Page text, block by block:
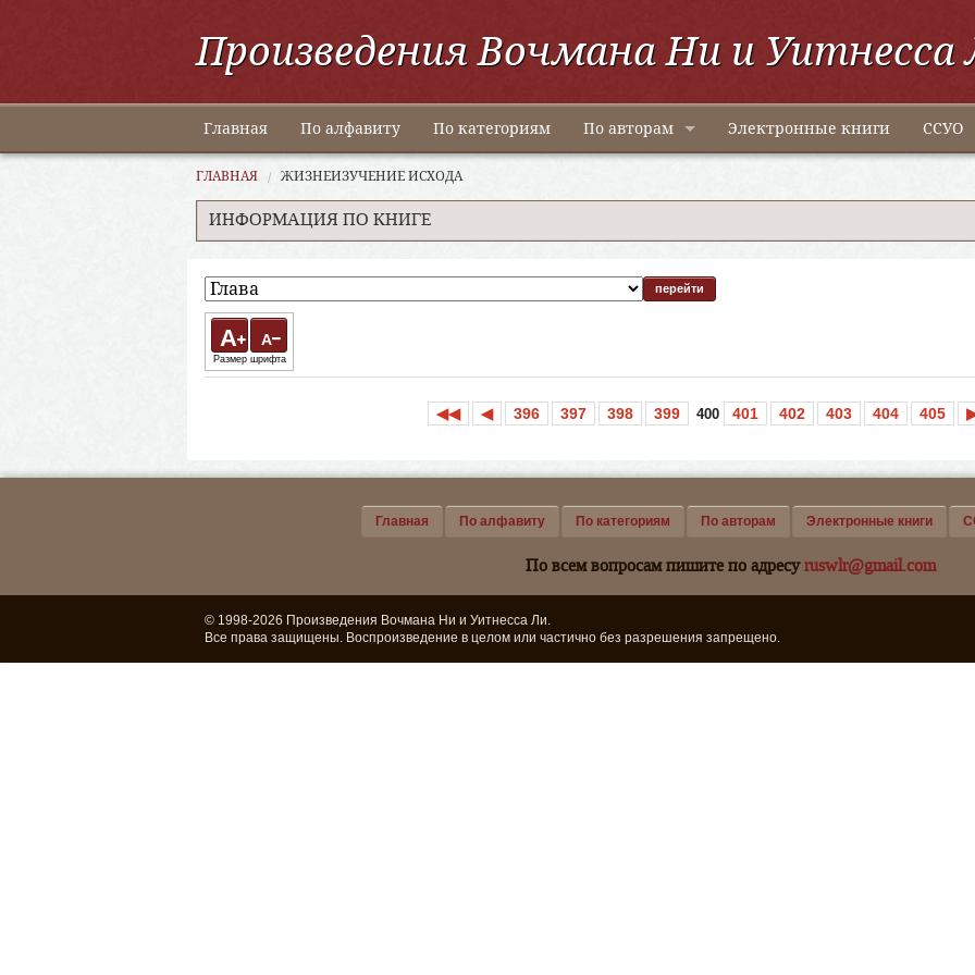
Произведения Вочмана Ни и Уитнесса
Главная По алфавиту По категориям По авторам Электронные книги ССУО
ГЛАВНАЯ ЖИЗНЕИЗУЧЕНИЕ ИСХОДА
ИНФОРМАЦИЯ ПО КНИГЕ
A A
Размер шрифта
◀◀ ◀ 396 397 398 399 400 401 402 403 404 405
Главная По алфавиту По категориям По авторам Электронные книги
По всем вопросам пишите по адресуruswlr@gmail.com
© 1998-2026 Произведения Вочмана Ни и Уитнесса Ли.
Все права защищены. Воспроизведение в целом или частично без разрешения запрещено.